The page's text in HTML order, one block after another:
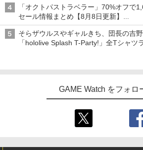
「オクトパストラベラー」70%オフで
セール情報まとめ【8月8日更新】
ニンテンドーeショップでは「大神 絶
そらザウルスやギャルきち、団長の吉
「hololive Splash T-Party!」全Tシャツ
GAME Watch をフォロ